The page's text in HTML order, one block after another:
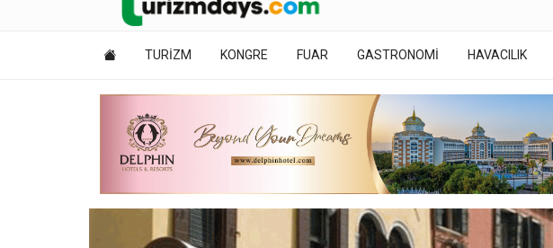
TURİZM KONGRE FUAR GASTRONOMİ HAVACILIK